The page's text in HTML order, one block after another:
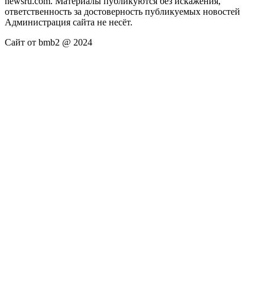
ответственность за достоверность публикуемых новостей
Администрация сайта не несёт.
Сайт от bmb2 @ 2024